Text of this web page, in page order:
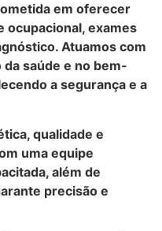
em oferecer
ocupacional, exames
Atuamos com
saúde e no bem-
a segurança e a
qualidade e
uma equipe
além de
precisão e